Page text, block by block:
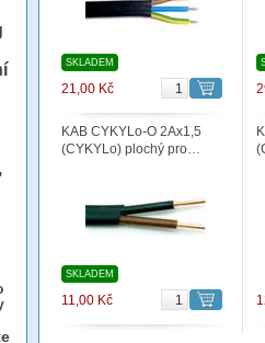
SKLADEM
21,00 Kč
KAB CYKYLo-O 2Ax1,5
(CYKYLo) plochý pro…
SKLADEM
11,00 Kč